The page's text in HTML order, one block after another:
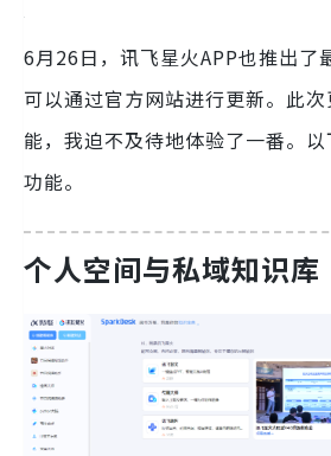
6月26日，讯飞星火APP也推出了
可以通过官方网站进行更新。此
能，我迫不及待地体验了一番。
功能。
个人空间与私域知识库